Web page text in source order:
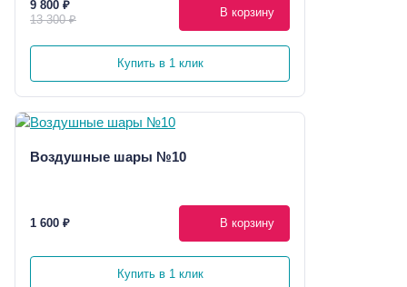
9 800 ₽
13 300 ₽
В корзину
Купить в 1 клик
Воздушные шары №10
1 600 ₽ В корзину
Купить в 1 клик